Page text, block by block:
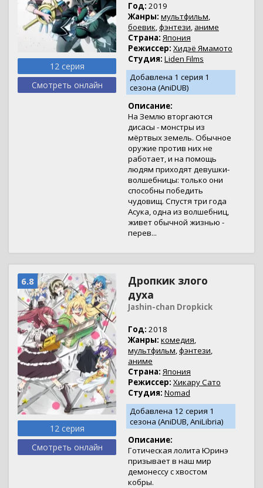
12 серия
Смотреть онлайн
Год: 2019
Жанры: мультфильм,
боевик,фэнтези, аниме
Страна: Япония
Режиссер: Хидэё Ямамото
Студия: Liden Films
Добавлена 1 серия 1
сезона (AniDUB)
Описание:
На Землю вторгаются
дисасы - монстры из
мёртвых земель. Обычное
оружие против них не
работает, и на помощь
людям приходят девушки-
волшебницы: только они
способны победить
чудовищ. Спустя три года
Асука, одна из волшебниц,
живет обычной жизнью -
перев...
6.8
12 серия
Смотреть онлайн
Дропкик злого
духа
Jashin-chan Dropkick
Год: 2018
Жанры: комедия,
мультфильм,фэнтези,
аниме
Страна: Япония
Режиссер: Хикару Сато
Студия: Nomad
Добавлена 12 серия 1
сезона (AniDUB, AniLibria)
Описание:
Готическая лолита Юринэ
призывает в наш мир
демонессу с хвостом
кобры.